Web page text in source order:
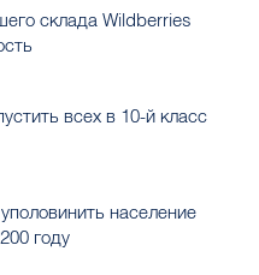
склада Wildberries
всех в 10-й класс
население
году